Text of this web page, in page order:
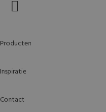
Producten
Inspiratie
Contact